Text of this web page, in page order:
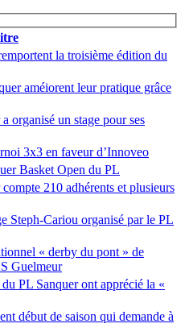
la troisième édition du
améiorent leur pratique grâce
organisé un stage pour ses
3x3 en faveur d’Innoveo
Basket Open du PL
210 adhérents et plusieurs
Steph-Cariou organisé par le PL
« derby du pont » de
Guelmeur
PL Sanquer ont apprécié la «
début de saison qui demande à